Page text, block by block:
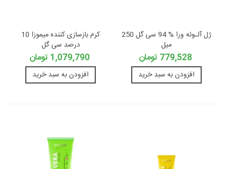
ژل آلـوئه ورا % 94 سی گل 250
میل
779,528 تومان
افزودن به سبد خرید
کرم بازسازی کننده میموزا 10
درصد سی گل
1,079,790 تومان
افزودن به سبد خرید